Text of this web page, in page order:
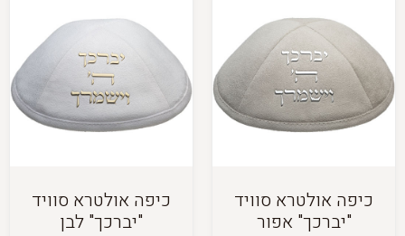
כיפה אולטרא סוויד
"יברכך" אפור
כיפה אולטרא סוויד
"יברכך" לבן